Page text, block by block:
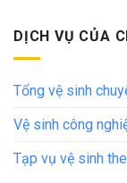
DỊCH VỤ CỦA
Tổng vệ sinh
Vệ sinh công
Tạp vụ vệ sinh